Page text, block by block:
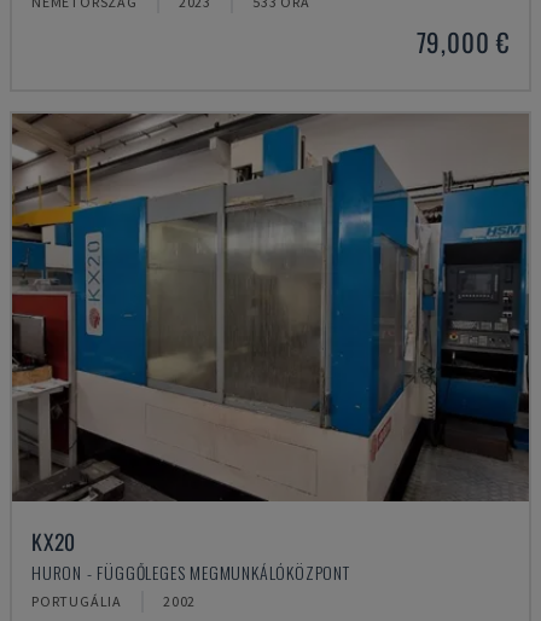
79,000 €
KX20
HURON - FÜGGŐLEGES MEGMUNKÁLÓKÖZPONT
PORTUGÁLIA 2002